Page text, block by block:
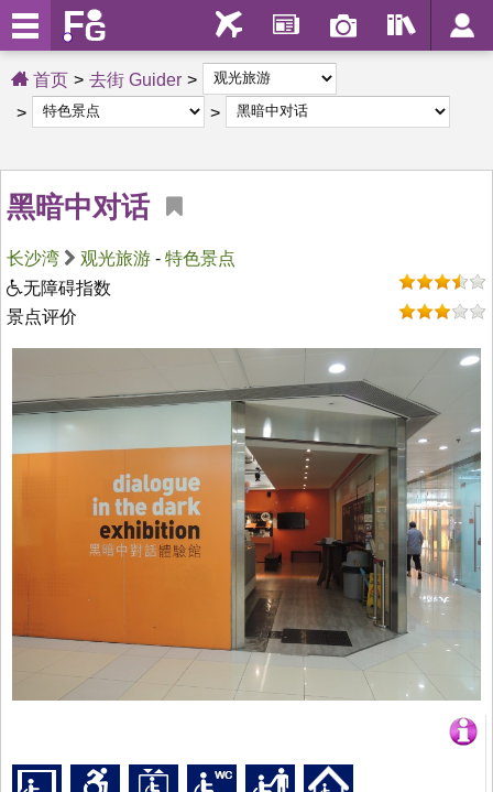
首页 去街 Guider
黑暗中对话
长沙湾 观光旅游 - 特色景点
无障碍指数
景点评价